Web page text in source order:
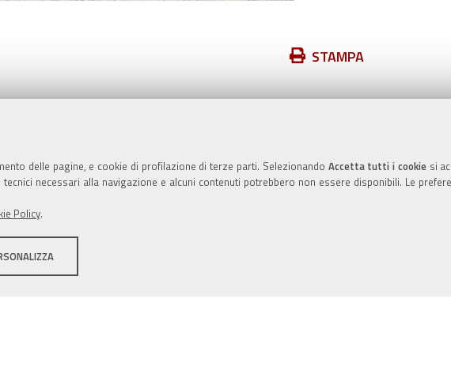
delle pagine, e cookie di profilazione di terze parti. Selezionando Accetta tutti i cookiesi
necessari alla navigazione e alcuni contenuti potrebbero non essere disponibili. Le
Policy.
Azioni
documento
STAMPA